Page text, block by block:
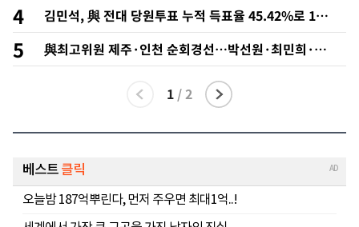
4
김민석, 與 전대 당원투표 누적 득표율 45.42%로 1
위… 정청래 44.56%
5
與최고위원 제주·인천 순회경선…박선원·최민희·서
미화·한민수·김용 순
1 /2